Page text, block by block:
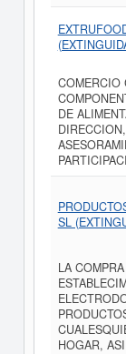
COMERCIO
DE
SL
LA
HOGAR,